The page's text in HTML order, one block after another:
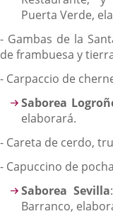
Puerta Verde,
- Gambas de la
de frambuesa y
- Carpaccio de
Saborea
elaborará.
- Careta de cerdo,
- Capuccino de
Saborea Sevilla
Barranco,